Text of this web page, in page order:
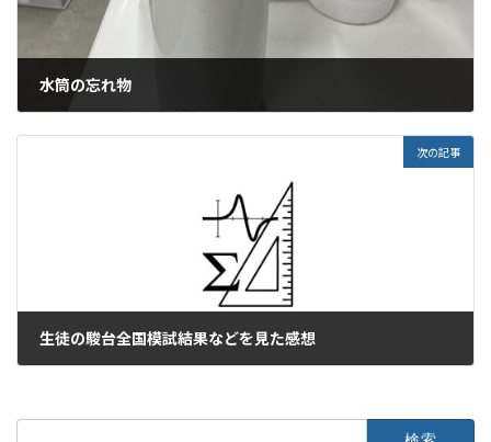
水筒の忘れ物
次の記事
生徒の駿台全国模試結果などを見た感想